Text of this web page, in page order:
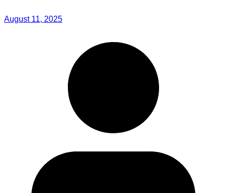
August 11, 2025